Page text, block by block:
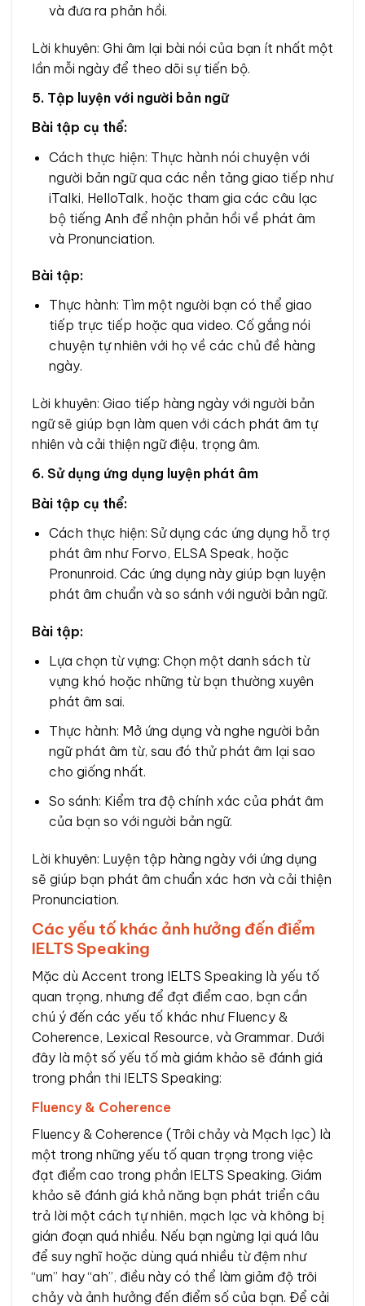
và đưa ra phản hồi.
Lời khuyên: Ghi âm lại bài nói của bạn ít nhất một
lần mỗi ngày để theo dõi sự tiến bộ.
5. Tập luyện với người bản ngữ
Bài tập cụ thể:
Cách thực hiện: Thực hành nói chuyện với
người bản ngữ qua các nền tảng giao tiếp như
iTalki, HelloTalk, hoặc tham gia các câu lạc
bộ tiếng Anh để nhận phản hồi về phát âm
và Pronunciation.
Bài tập:
Thực hành: Tìm một người bạn có thể giao
tiếp trực tiếp hoặc qua video. Cố gắng nói
chuyện tự nhiên với họ về các chủ đề hàng
ngày.
Lời khuyên: Giao tiếp hàng ngày với người bản
ngữ sẽ giúp bạn làm quen với cách phát âm tự
nhiên và cải thiện ngữ điệu, trọng âm.
6. Sử dụng ứng dụng luyện phát âm
Bài tập cụ thể:
Cách thực hiện: Sử dụng các ứng dụng hỗ trợ
phát âm như Forvo, ELSA Speak, hoặc
Pronunroid. Các ứng dụng này giúp bạn luyện
phát âm chuẩn và so sánh với người bản ngữ.
Bài tập:
Lựa chọn từ vựng: Chọn một danh sách từ
vựng khó hoặc những từ bạn thường xuyên
phát âm sai.
Thực hành: Mở ứng dụng và nghe người bản
ngữ phát âm từ, sau đó thử phát âm lại sao
cho giống nhất.
So sánh: Kiểm tra độ chính xác của phát âm
của bạn so với người bản ngữ.
Lời khuyên: Luyện tập hàng ngày với ứng dụng
sẽ giúp bạn phát âm chuẩn xác hơn và cải thiện
Pronunciation.
Các yếu tố khác ảnh hưởng đến điểm
IELTS Speaking
Mặc dù Accent trong IELTS Speaking là yếu tố
quan trọng, nhưng để đạt điểm cao, bạn cần
chú ý đến các yếu tố khác như Fluency &
Coherence, Lexical Resource, và Grammar. Dưới
đây là một số yếu tố mà giám khảo sẽ đánh giá
trong phần thi IELTS Speaking:
Fluency & Coherence
Fluency & Coherence (Trôi chảy và Mạch lạc) là
một trong những yếu tố quan trọng trong việc
đạt điểm cao trong phần IELTS Speaking. Giám
khảo sẽ đánh giá khả năng bạn phát triển câu
trả lời một cách tự nhiên, mạch lạc và không bị
gián đoạn quá nhiều. Nếu bạn ngừng lại quá lâu
để suy nghĩ hoặc dùng quá nhiều từ đệm như
“um” hay “ah”, điều này có thể làm giảm độ trôi
chảy và ảnh hưởng đến điểm số của bạn. Để cải